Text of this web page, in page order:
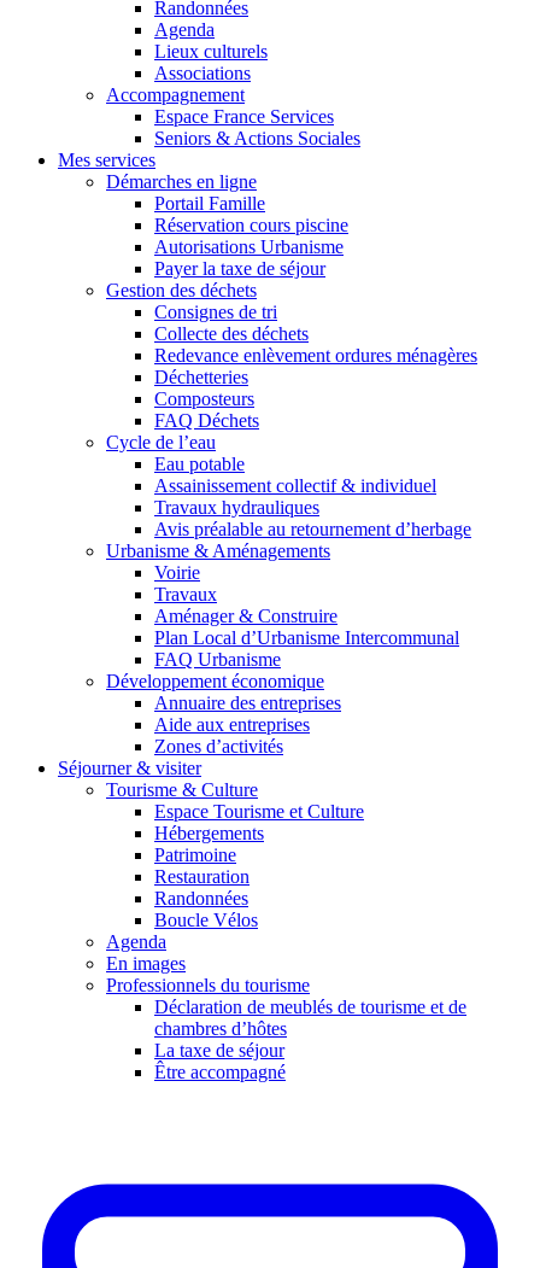
Randonnées
Agenda
Lieux culturels
Associations
Accompagnement
Espace France Services
Seniors & Actions Sociales
Mes services
Démarches en ligne
Portail Famille
Réservation cours piscine
Autorisations Urbanisme
Payer la taxe de séjour
Gestion des déchets
Consignes de tri
Collecte des déchets
Redevance enlèvement ordures ménagères
Déchetteries
Composteurs
FAQ Déchets
Cycle de l’eau
Eau potable
Assainissement collectif & individuel
Travaux hydrauliques
Avis préalable au retournement d’herbage
Urbanisme & Aménagements
Voirie
Travaux
Aménager & Construire
Plan Local d’Urbanisme Intercommunal
FAQ Urbanisme
Développement économique
Annuaire des entreprises
Aide aux entreprises
Zones d’activités
Séjourner & visiter
Tourisme & Culture
Espace Tourisme et Culture
Hébergements
Patrimoine
Restauration
Randonnées
Boucle Vélos
Agenda
En images
Professionnels du tourisme
Déclaration de meublés de tourisme et de
chambres d’hôtes
La taxe de séjour
Être accompagné